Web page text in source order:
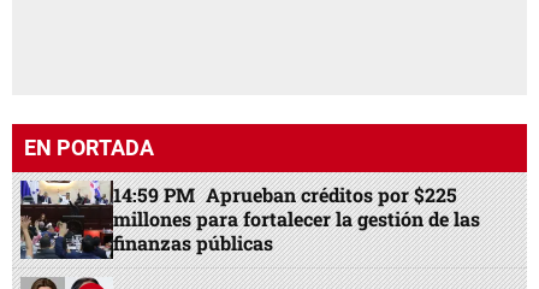
EN PORTADA
14:59 PM Aprueban créditos por $225
millones para fortalecer la gestión de las
finanzas públicas